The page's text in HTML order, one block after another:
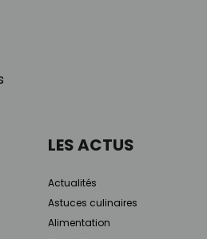
LES ACTUS
Actualités
Astuces culinaires
Alimentation